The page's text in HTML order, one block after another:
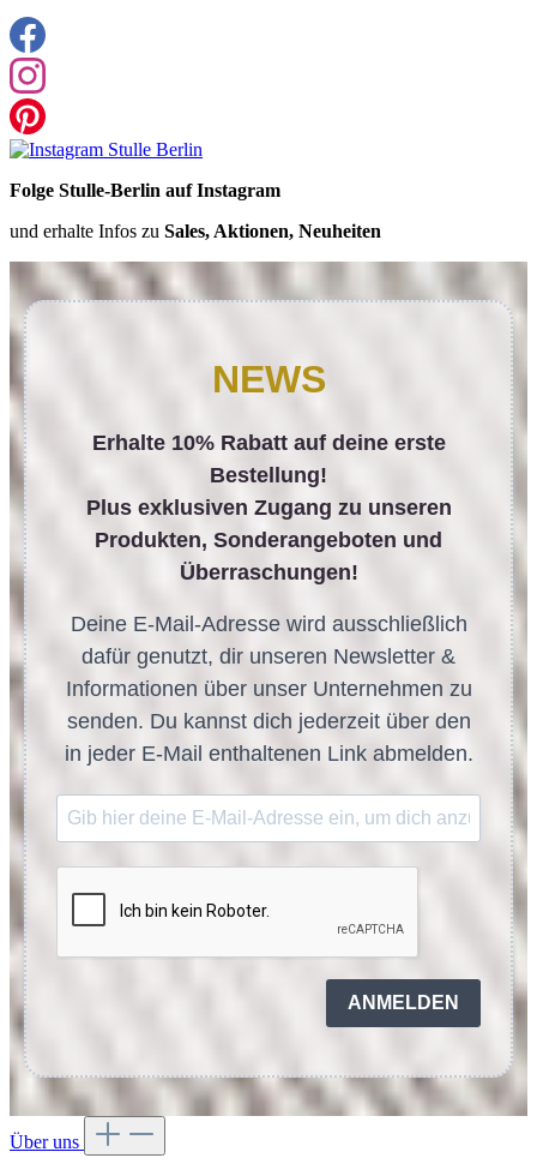
Folge Stulle-Berlin auf Instagram
und erhalte Infos zu Sales, Aktionen, Neuheiten
NEWS
Erhalte 10% Rabatt auf deine erste
Bestellung!
Plus exklusiven Zugang zu unseren
Produkten, Sonderangeboten und
Überraschungen!
Deine E-Mail-Adresse wird ausschließlich
dafür genutzt, dir unseren Newsletter &
Informationen über unser Unternehmen zu
senden. Du kannst dich jederzeit über den
in jeder E-Mail enthaltenen Link abmelden.
ANMELDEN
Über uns